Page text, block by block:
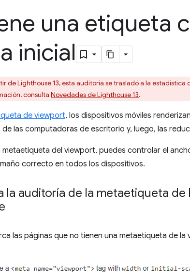
una etiqueta
inicial
de Lighthouse 13, esta auditoría se trasladó a la estadística
consulta Novedades de Lighthouse 13.
de viewport, los dispositivos móviles
las computadoras de escritorio y, luego, las
metaetiqueta del viewport, puedes controlar el
correcto en todos los dispositivos.
la auditoría de la metaetiqueta de
las páginas que no tienen una metaetiqueta de la